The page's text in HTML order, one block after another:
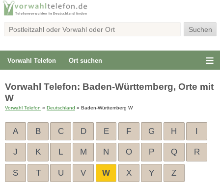
Vorwahl Telefon Ort suchen
Vorwahl Telefon: Baden-Württemberg, Orte mit
W
Vorwahl Telefon » Deutschland » Baden-Württemberg W
A B C D E F G H I
J K L M N O P Q R
S T U V W X Y Z